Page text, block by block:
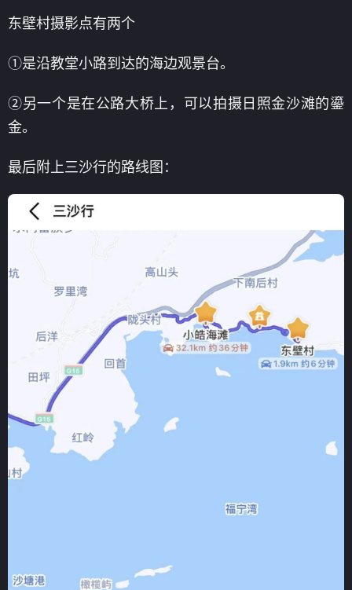
东壁村摄影点有两个
①是沿教堂小路到达的海边观景台。
②另一个是在公路大桥上，可以拍摄日照金沙滩的鎏
金。
最后附上三沙行的路线图：